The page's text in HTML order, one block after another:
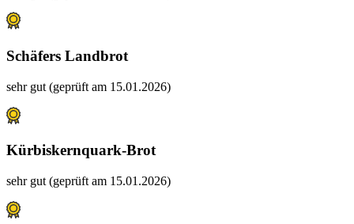
Schäfers Landbrot
sehr gut (geprüft am 15.01.2026)
Kürbiskernquark-Brot
sehr gut (geprüft am 15.01.2026)